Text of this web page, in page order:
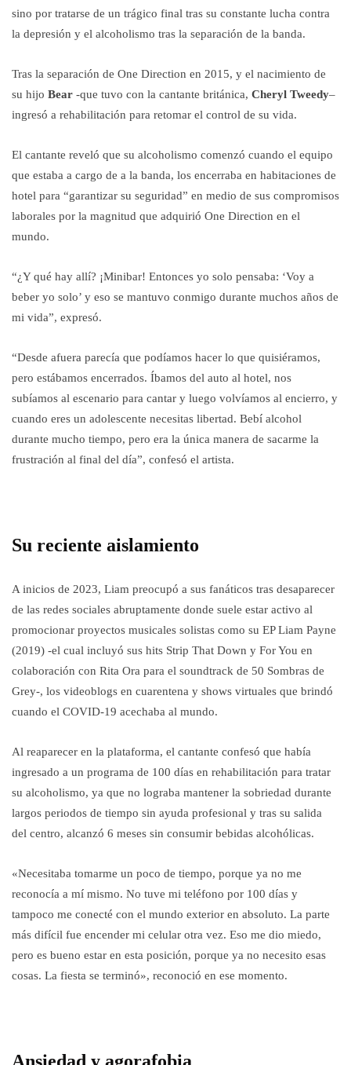
sino por tratarse de un trágico final tras su constante lucha contra
la depresión y el alcoholismo tras la separación de la banda.
Tras la separación de One Direction en 2015, y el nacimiento de
su hijo Bear -que tuvo con la cantante británica, Cheryl Tweedy–
ingresó a rehabilitación para retomar el control de su vida.
El cantante reveló que su alcoholismo comenzó cuando el equipo
que estaba a cargo de a la banda, los encerraba en habitaciones de
hotel para “garantizar su seguridad” en medio de sus compromisos
laborales por la magnitud que adquirió One Direction en el
mundo.
“¿Y qué hay allí? ¡Minibar! Entonces yo solo pensaba: ‘Voy a
beber yo solo’ y eso se mantuvo conmigo durante muchos años de
mi vida”, expresó.
“Desde afuera parecía que podíamos hacer lo que quisiéramos,
pero estábamos encerrados. Íbamos del auto al hotel, nos
subíamos al escenario para cantar y luego volvíamos al encierro, y
cuando eres un adolescente necesitas libertad. Bebí alcohol
durante mucho tiempo, pero era la única manera de sacarme la
frustración al final del día”, confesó el artista.
Su reciente aislamiento
A inicios de 2023, Liam preocupó a sus fanáticos tras desaparecer
de las redes sociales abruptamente donde suele estar activo al
promocionar proyectos musicales solistas como su EP Liam Payne
(2019) -el cual incluyó sus hits Strip That Down y For You en
colaboración con Rita Ora para el soundtrack de 50 Sombras de
Grey-, los videoblogs en cuarentena y shows virtuales que brindó
cuando el COVID-19 acechaba al mundo.
Al reaparecer en la plataforma, el cantante confesó que había
ingresado a un programa de 100 días en rehabilitación para tratar
su alcoholismo, ya que no lograba mantener la sobriedad durante
largos periodos de tiempo sin ayuda profesional y tras su salida
del centro, alcanzó 6 meses sin consumir bebidas alcohólicas.
«Necesitaba tomarme un poco de tiempo, porque ya no me
reconocía a mí mismo. No tuve mi teléfono por 100 días y
tampoco me conecté con el mundo exterior en absoluto. La parte
más difícil fue encender mi celular otra vez. Eso me dio miedo,
pero es bueno estar en esta posición, porque ya no necesito esas
cosas. La fiesta se terminó», reconoció en ese momento.